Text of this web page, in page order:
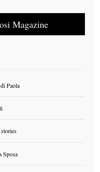
Magazine
Paola
Sposa